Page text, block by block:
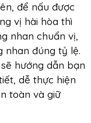
để nấu được
vị hài hòa thì
nhan chuẩn vị,
nhan đúng tỷ lệ.
sẽ hướng dẫn bạn
dễ thực hiện
toàn và giữ